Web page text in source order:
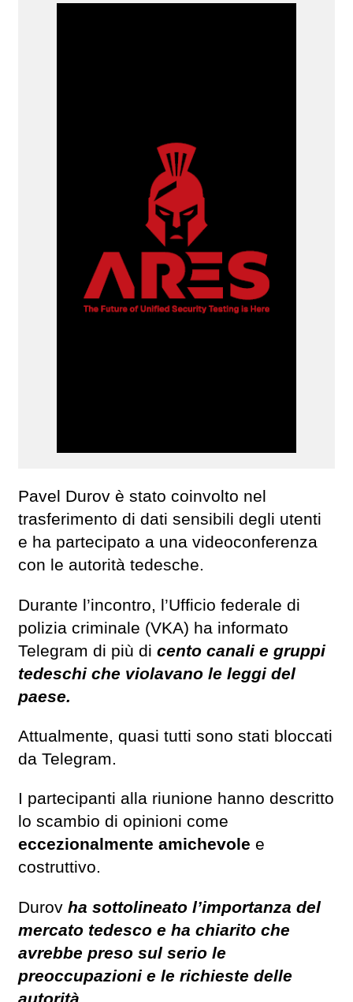
Pavel Durov è stato coinvolto nel
trasferimento di dati sensibili degli utenti
e ha partecipato a una videoconferenza
con le autorità tedesche.
Durante l’incontro, l’Ufficio federale di
polizia criminale (VKA) ha informato
Telegram di più di cento canali e gruppi
tedeschi che violavano le leggi del
paese.
Attualmente, quasi tutti sono stati bloccati
da Telegram.
I partecipanti alla riunione hanno descritto
lo scambio di opinioni come
eccezionalmente amichevole e
costruttivo.
Durov ha sottolineato l’importanza del
mercato tedesco e ha chiarito che
avrebbe preso sul serio le
preoccupazioni e le richieste delle